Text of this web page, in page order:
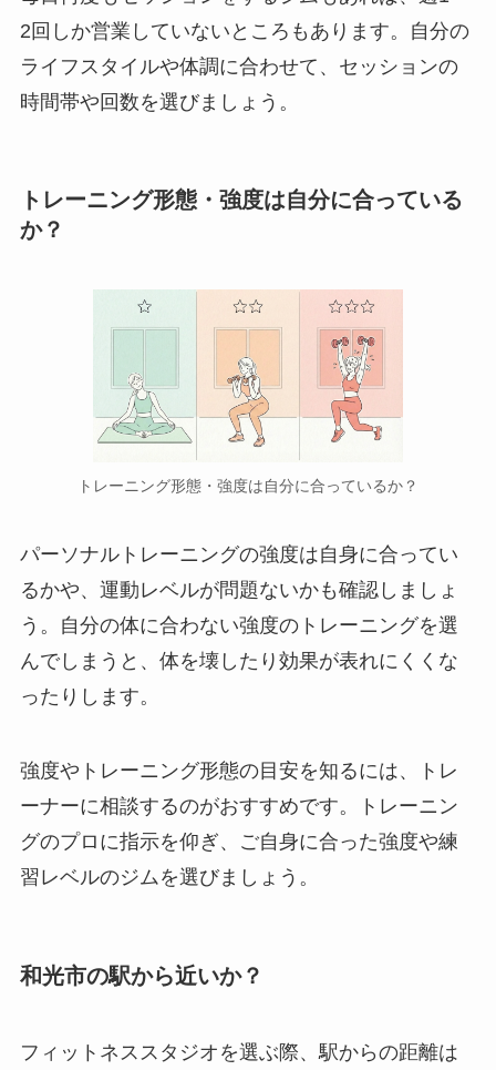
2回しか営業していないところもあります。自分の
ライフスタイルや体調に合わせて、セッションの
時間帯や回数を選びましょう。
トレーニング形態・強度は自分に合っている
か？
トレーニング形態・強度は自分に合っているか？
パーソナルトレーニングの強度は自身に合ってい
るかや、運動レベルが問題ないかも確認しましょ
う。自分の体に合わない強度のトレーニングを選
んでしまうと、体を壊したり効果が表れにくくな
ったりします。
強度やトレーニング形態の目安を知るには、トレ
ーナーに相談するのがおすすめです。トレーニン
グのプロに指示を仰ぎ、ご自身に合った強度や練
習レベルのジムを選びましょう。
和光市の駅から近いか？
フィットネススタジオを選ぶ際、駅からの距離は